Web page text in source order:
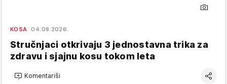
KOSA 04.08.2026.
Stručnjaci otkrivaju 3 jednostavna trika za
zdravu i sjajnu kosu tokom leta
Komentariši